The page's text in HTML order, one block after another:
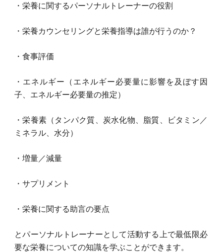
・栄養に関するパーソナルトレーナーの役割
・栄養カウンセリングと栄養指導は誰が行うのか？
・食事評価
・エネルギー（エネルギー必要量に影響を及ぼす因
子、エネルギー必要量の推定）
・栄養素（タンパク質、炭水化物、脂質、ビタミン／
ミネラル、水分）
・増量／減量
・サプリメント
・栄養に関する助言の要点
とパーソナルトレーナーとして活動する上で最低限必
要な栄養についての知識を学ぶことができます。